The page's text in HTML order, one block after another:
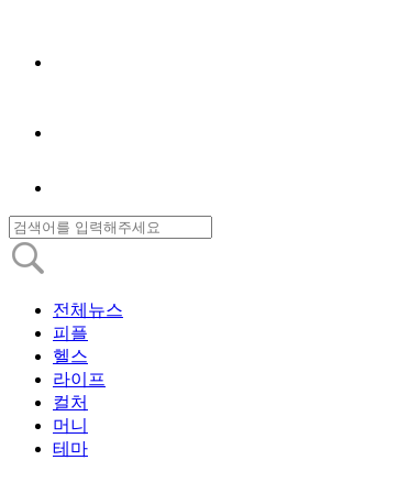
전체뉴스
피플
헬스
라이프
컬처
머니
테마